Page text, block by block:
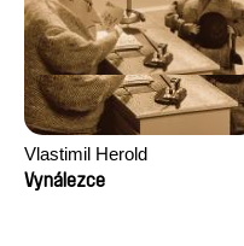
Vlastimil Herold
Vynálezce